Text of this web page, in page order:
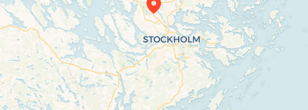
Travelers’ Map is loading…
If you see this after your page is loaded
completely, leafletJS files are missing.